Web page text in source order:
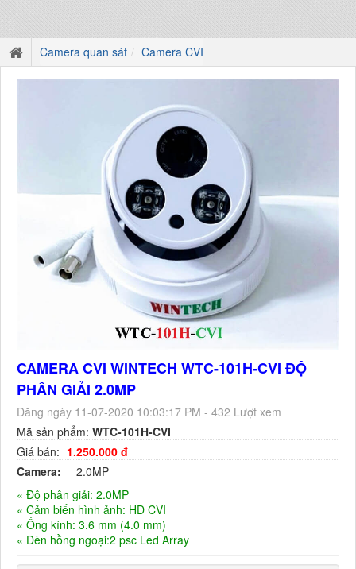
Camera quan sát Camera CVI
CAMERA CVI WINTECH WTC-101H-CVI ĐỘ
PHÂN GIẢI 2.0MP
Đăng ngày 11-07-2020 10:03:17 PM - 432 Lượt xem
Mã sản phẩm: WTC-101H-CVI
Giá bán: 1.250.000 đ
Camera:
2.0MP
« Độ phân giải: 2.0MP
« Cảm biến hình ảnh: HD CVI
« Ống kính: 3.6 mm (4.0 mm)
« Đèn hồng ngoại:2 psc Led Array